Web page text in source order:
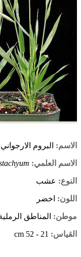
الاسم: البروم
الاسم العلمي:
النوع: عشب
اللون: اخضر
موطن: المناطق
القياس: